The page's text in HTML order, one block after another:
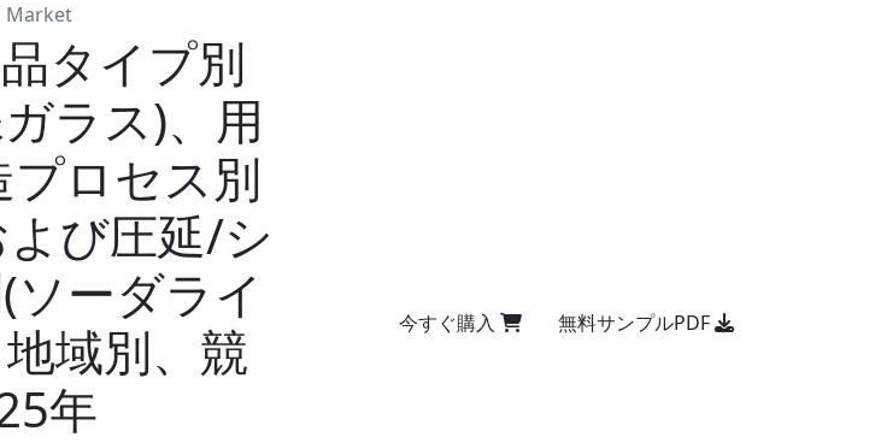
Market
タイプ別
ラス)、用
ロセス別
び圧延/シ
ーダライ
域別、競
年
今すぐ購入 無料サンプルPDF